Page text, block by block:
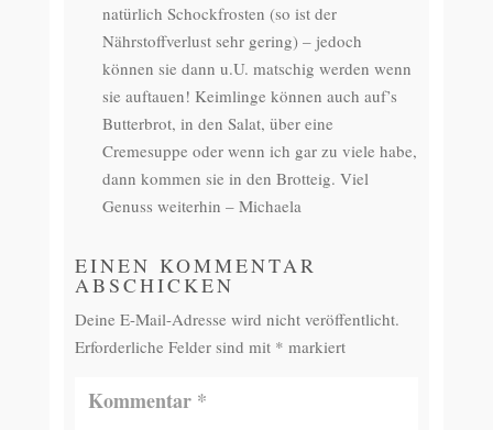
natürlich Schockfrosten (so ist der
Nährstoffverlust sehr gering) – jedoch
können sie dann u.U. matschig werden wenn
sie auftauen! Keimlinge können auch auf’s
Butterbrot, in den Salat, über eine
Cremesuppe oder wenn ich gar zu viele habe,
dann kommen sie in den Brotteig. Viel
Genuss weiterhin – Michaela
EINEN KOMMENTAR
ABSCHICKEN
Deine E-Mail-Adresse wird nicht veröffentlicht.
Erforderliche Felder sind mit * markiert